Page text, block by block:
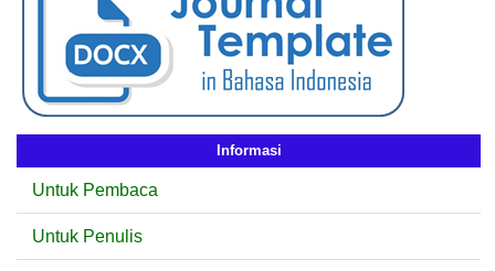
Informasi
Untuk Pembaca
Untuk Penulis